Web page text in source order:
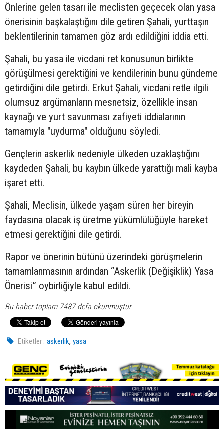
Önlerine gelen tasarı ile meclisten geçecek olan yasa
önerisinin başkalaştığını dile getiren Şahali, yurttaşın
beklentilerinin tamamen göz ardı edildiğini iddia etti.
Şahali, bu yasa ile vicdani ret konusunun birlikte
görüşülmesi gerektiğini ve kendilerinin bunu gündeme
getirdiğini dile getirdi. Erkut Şahali, vicdani retle ilgili
olumsuz argümanların mesnetsiz, özellikle insan
kaynağı ve yurt savunması zafiyeti iddialarının
tamamıyla "uydurma" olduğunu söyledi.
Gençlerin askerlik nedeniyle ülkeden uzaklaştığını
kaydeden Şahali, bu kaybın ülkede yarattığı mali kayba
işaret etti.
Şahali, Meclisin, ülkede yaşam süren her bireyin
faydasına olacak iş üretme yükümlülüğüyle hareket
etmesi gerektiğini dile getirdi.
Rapor ve önerinin bütünü üzerindeki görüşmelerin
tamamlanmasının ardından “Askerlik (Değişiklik) Yasa
Önerisi” oybirliğiyle kabul edildi.
Bu haber toplam 7487 defa okunmuştur
Etiketler : askerlik,yasa